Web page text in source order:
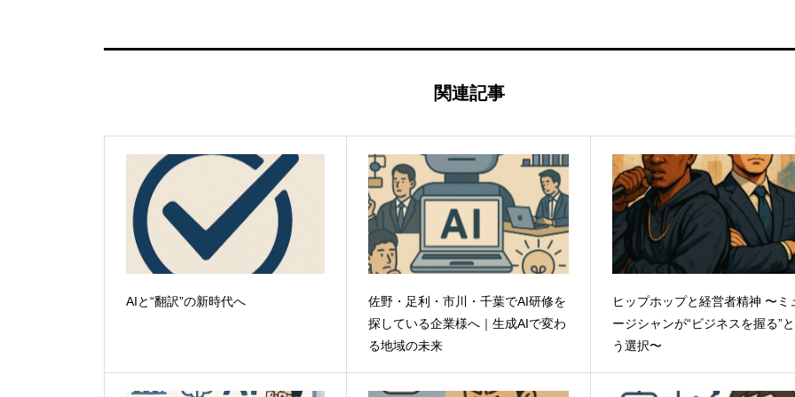
関連記事
AIと“翻訳”の新時代へ
佐野・足利・市川・千葉でAI研修を
探している企業様へ｜生成AIで変わ
る地域の未来
ヒップホップと経営者精神 〜ミ
ージシャンが“ビジネスを握る”
う選択〜